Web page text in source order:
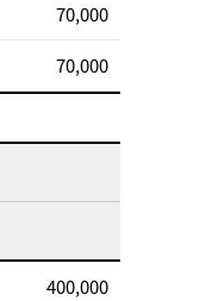
70,000
70,000
400,000